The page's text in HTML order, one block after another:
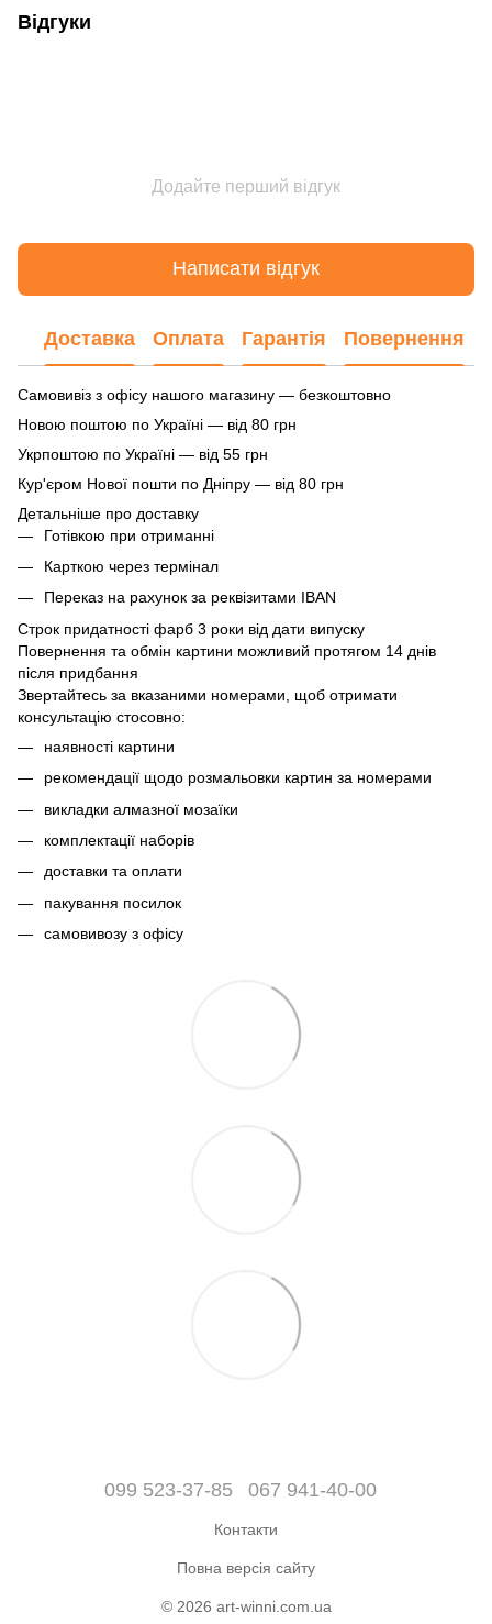
Відгуки
Додайте перший відгук
Написати відгук
Доставка Оплата Гарантія Повернення
Самовивіз з офісу нашого магазину — безкоштовно
Новою поштою по Україні — від 80 грн
Укрпоштою по Україні — від 55 грн
Кур'єром Нової пошти по Дніпру — від 80 грн
Детальніше про доставку
Готівкою при отриманні
Карткою через термінал
Переказ на рахунок за реквізитами IBAN
Строк придатності фарб 3 роки від дати випуску
Повернення та обмін картини можливий протягом 14 днів
після придбання
Звертайтесь за вказаними номерами, щоб отримати
консультацію стосовно:
наявності картини
рекомендації щодо розмальовки картин за номерами
викладки алмазної мозаїки
комплектації наборів
доставки та оплати
пакування посилок
самовивозу з офісу
099 523-37-85 067 941-40-00
Контакти
Повна версія сайту
© 2026 art-winni.com.ua